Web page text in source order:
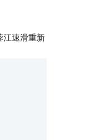
江速滑重新